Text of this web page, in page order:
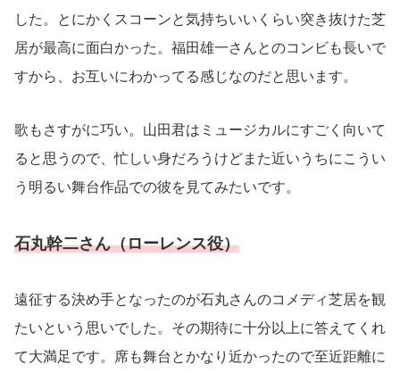
した。とにかくスコーンと気持ちいいくらい突き抜けた芝
居が最高に面白かった。福田雄一さんとのコンビも長いで
すから、お互いにわかってる感じなのだと思います。
歌もさすがに巧い。山田君はミュージカルにすごく向いて
ると思うので、忙しい身だろうけどまた近いうちにこうい
う明るい舞台作品での彼を見てみたいです。
石丸幹二さん（ローレンス役）
遠征する決め手となったのが石丸さんのコメディ芝居を観
たいという思いでした。その期待に十分以上に答えてくれ
て大満足です。席も舞台とかなり近かったので至近距離に